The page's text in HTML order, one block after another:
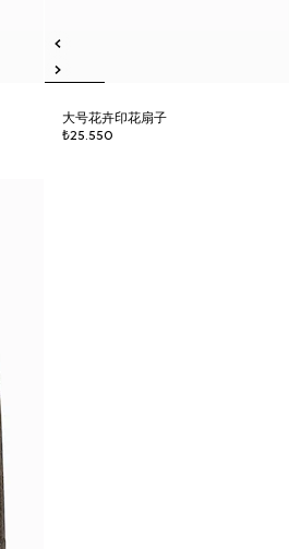
大号花卉印花扇子
₺25.550